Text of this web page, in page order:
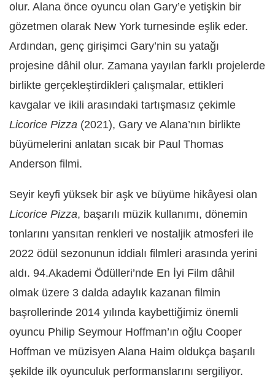
olur. Alana önce oyuncu olan Gary’e yetişkin bir
gözetmen olarak New York turnesinde eşlik eder.
Ardından, genç girişimci Gary’nin su yatağı
projesine dâhil olur. Zamana yayılan farklı projelerde
birlikte gerçekleştirdikleri çalışmalar, ettikleri
kavgalar ve ikili arasındaki tartışmasız çekimle
Licorice Pizza (2021), Gary ve Alana’nın birlikte
büyümelerini anlatan sıcak bir Paul Thomas
Anderson filmi.
Seyir keyfi yüksek bir aşk ve büyüme hikâyesi olan
Licorice Pizza, başarılı müzik kullanımı, dönemin
tonlarını yansıtan renkleri ve nostaljik atmosferi ile
2022 ödül sezonunun iddialı filmleri arasında yerini
aldı. 94.Akademi Ödülleri’nde En İyi Film dâhil
olmak üzere 3 dalda adaylık kazanan filmin
başrollerinde 2014 yılında kaybettiğimiz önemli
oyuncu Philip Seymour Hoffman’ın oğlu Cooper
Hoffman ve müzisyen Alana Haim oldukça başarılı
şekilde ilk oyunculuk performanslarını sergiliyor.